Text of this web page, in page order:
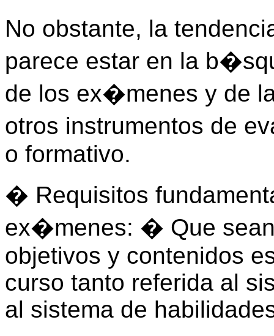
No obstante, la
parece estar en la
de los ex�menes y de
otros instrumentos de
o formativo.
� Requisitos
ex�menes: � Que
objetivos y contenidos
curso tanto referida al
al sistema de